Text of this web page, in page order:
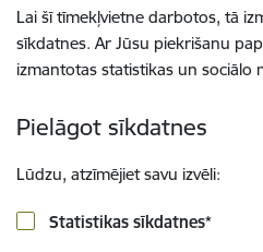
Lai šī tīmekļvietne darbotos, tā
sīkdatnes. Ar Jūsu piekrišanu
izmantotas statistikas un sociālo
Pielāgot sīkdatnes
Lūdzu, atzīmējiet savu izvēli:
Statistikas sīkdatnes*